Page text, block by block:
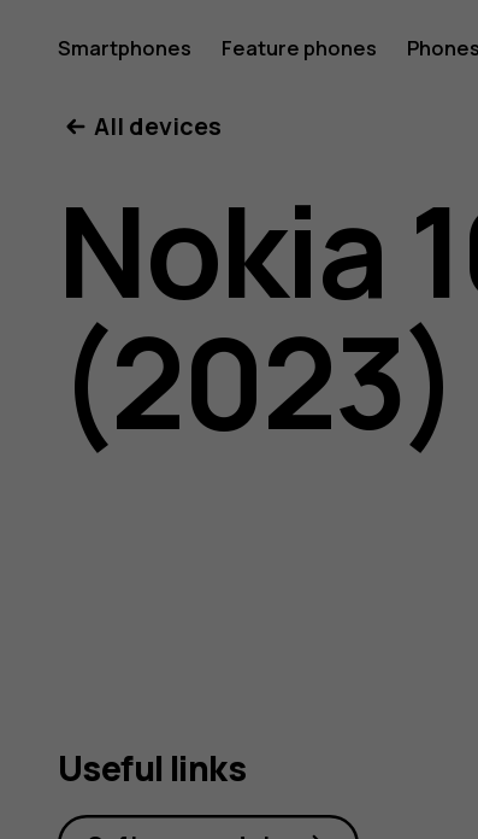
Nokia
106
4G
user
Smartphones Feature phones
All devices
Nokia
(2023)
Useful links